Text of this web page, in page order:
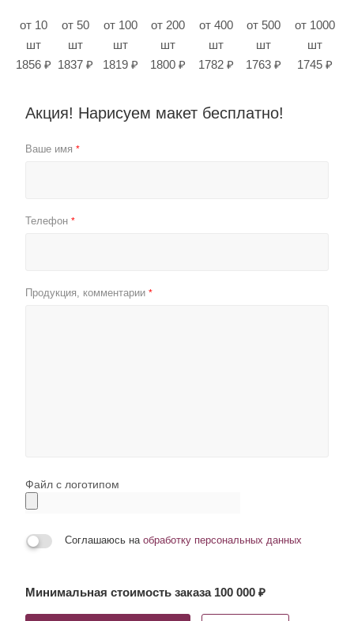
от 10
шт
1856 ₽
от 50
шт
1837 ₽
от 100
шт
1819 ₽
от 200
шт
1800 ₽
от 400
шт
1782 ₽
от 500
шт
1763 ₽
от 1000
шт
1745 ₽
Акция! Нарисуем макет бесплатно!
Ваше имя *
Телефон *
Продукция, комментарии *
Файл с логотипом
Соглашаюсь на обработку персональных данных
Минимальная стоимость заказа 100 000 ₽